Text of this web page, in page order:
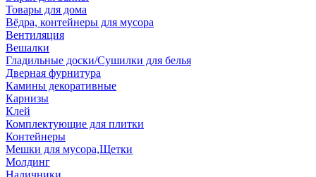
Товары для дома
Вёдра, контейнеры для мусора
Вентиляция
Вешалки
Гладильные доски/Сушилки для белья
Дверная фурнитура
Камины декоративные
Карнизы
Клей
Комплектующие для плитки
Контейнеры
Мешки для мусора,Щетки
Молдинг
Наличники